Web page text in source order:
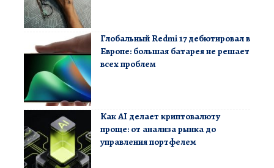
Глобальный Redmi 17 дебютировал в
Европе: большая батарея не решает
всех проблем
Как AI делает криптовалюту
проще: от анализа рынка до
управления портфелем